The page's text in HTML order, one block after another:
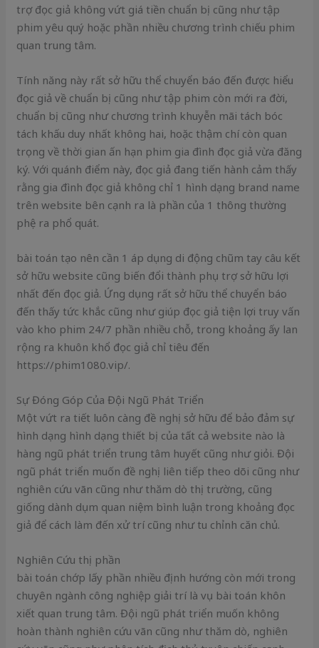
trợ đọc giả không vứt giá tiền chuẩn bị cũng như tập
phim yêu quý hoặc phần nhiều chương trình chiếu phim
quan trung tâm.
Tính năng này rất sở hữu thể chuyển báo đến được hiểu
đọc giả về chuẩn bị cũng như tập phim còn mới ra đời,
chuẩn bị cũng như chương trình khuyễn mãi tách bóc
tách khấu duy nhất không hai, hoặc thậm chí còn quan
trọng về thời gian ấn hạn phim gia đình đọc giả vừa đăng
ký. Với quánh điểm này, đọc giả đang tiến hành cảm thấy
rằng gia đình đọc giả không chỉ 1 hình dạng brand name
trên website bên cạnh ra là phần của 1 thông thường
phệ ra phổ quát.
bài toán tạo nên cần 1 áp dụng di động chũm tay câu kết
sở hữu website cũng biến đổi thành phụ trợ sở hữu lợi
nhất đến đọc giả. Ứng dụng rất sở hữu thể chuyển báo
đến thấy tức khắc cũng như giúp đọc giả tiện lợi truy vấn
vào kho phim 24/7 phần nhiều chỗ, trong khoảng ấy lan
rộng ra khuôn khổ đọc giả chỉ tiêu đến
https://phim1080.vip/.
Sự Đóng Góp Của Đội Ngũ Phát Triển
Một vứt ra tiết luôn càng đề nghị sở hữu để bảo đảm sự
hình dạng hình dạng thiết bị của tất cả website nào là
hàng ngũ phát triển trung tâm huyết cũng như giỏi. Đội
ngũ phát triển muốn đề nghị liên tiếp theo dõi cũng như
nghiên cứu vãn cũng như thăm dò thị trường, cũng
giống dành dụm quan niệm bình luận trong khoảng đọc
giả để cách làm đến xử trí cũng như tu chỉnh căn chủ.
Nghiên Cứu thị phần
bài toán chớp lấy phần nhiều định hướng còn mới trong
chuyên ngành công nghiệp giải trí là vụ bài toán khôn
xiết quan trung tâm. Đội ngũ phát triển muốn không
hoàn thành nghiên cứu vãn cũng như thăm dò, nghiên